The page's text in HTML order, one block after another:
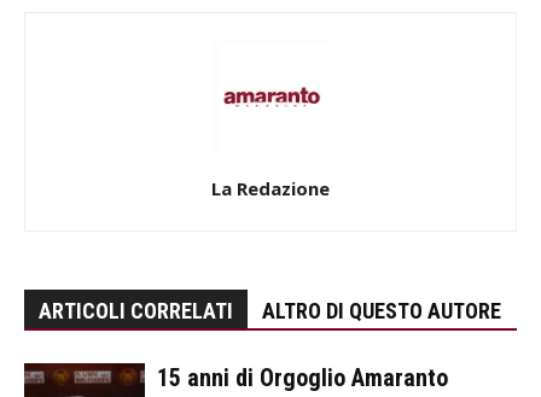
La Redazione
ARTICOLI CORRELATI ALTRO DI QUESTO AUTORE
15 anni di Orgoglio Amaranto